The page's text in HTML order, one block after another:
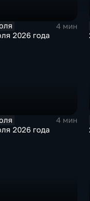
4 мин
2026 года
4 мин
2026 года